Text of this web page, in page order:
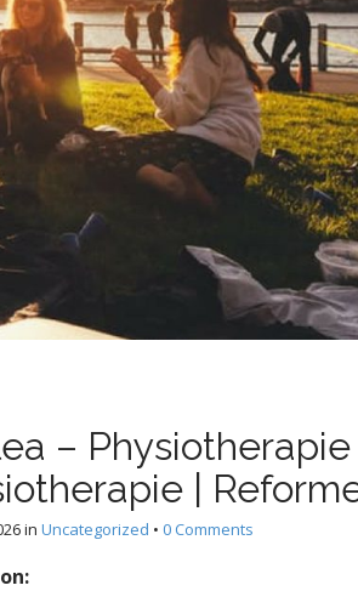
– Physiotherapie
|
in Uncategorized • 0 Comments